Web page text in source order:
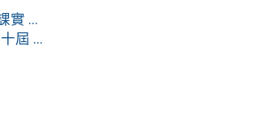
實 ...
屆 ...